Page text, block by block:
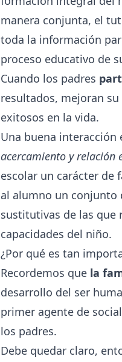
manera conjunta, el
toda la información
proceso educativo de
Cuando los padres
resultados, mejoran
exitosos en la vida.
Una buena interacción
acercamiento y relación
escolar un carácter de
al alumno un conjunto
sustitutivas de las que
capacidades del niño.
¿Por qué es tan
Recordemos que la
desarrollo del ser
primer agente de
los padres.
Debe quedar claro,